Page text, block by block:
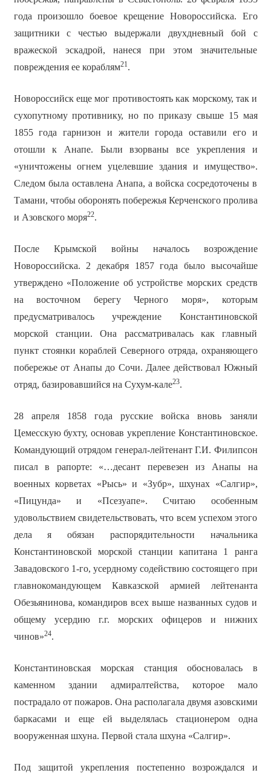
года произошло боевое крещение Новороссийска. Его
защитники с честью выдержали двухдневный бой с
вражеской эскадрой, нанеся при этом значительные
повреждения ее кораблям21 .
Новороссийск еще мог противостоять как морскому, так и
сухопутному противнику, но по приказу свыше 15 мая
1855 года гарнизон и жители города оставили его и
отошли к Анапе. Были взорваны все укрепления и
«уничтожены огнем уцелевшие здания и имущество».
Следом была оставлена Анапа, а войска сосредоточены в
Тамани, чтобы оборонять побережья Керченского пролива
и Азовского моря22.
После Крымской войны началось возрождение
Новороссийска. 2 декабря 1857 года было высочайше
утверждено «Положение об устройстве морских средств
на восточном берегу Черного моря», которым
предусматривалось учреждение Константиновской
морской станции. Она рассматривалась как главный
пункт стоянки кораблей Северного отряда, охраняющего
побережье от Анапы до Сочи. Далее действовал Южный
отряд, базировавшийся на Сухум-кале23.
28 апреля 1858 года русские войска вновь заняли
Цемесскую бухту, основав укрепление Константиновское.
Командующий отрядом генерал-лейтенант Г.И. Филипсон
писал в рапорте: «…десант перевезен из Анапы на
военных корветах «Рысь» и «Зубр», шхунах «Салгир»,
«Пицунда» и «Псезуапе». Считаю особенным
удовольствием свидетельствовать, что всем успехом этого
дела я обязан распорядительности начальника
Константиновской морской станции капитана 1 ранга
Завадовского 1-го, усердному содействию состоящего при
главнокомандующем Кавказской армией лейтенанта
Обезьянинова, командиров всех выше названных судов и
общему усердию г.г. морских офицеров и нижних
чинов»24.
Константиновская морская станция обосновалась в
каменном здании адмиралтейства, которое мало
пострадало от пожаров. Она располагала двумя азовскими
баркасами и еще ей выделялась стационером одна
вооруженная шхуна. Первой стала шхуна «Салгир».
Под защитой укрепления постепенно возрождался и